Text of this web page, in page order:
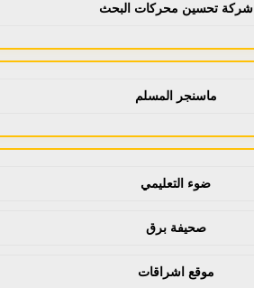
شركة تحسين محركات البحث
ماسنجر المسلم
ضوء التعليمي
صحيفة برق
موقع اشراقات